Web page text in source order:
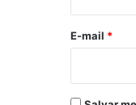
*
E-mail *